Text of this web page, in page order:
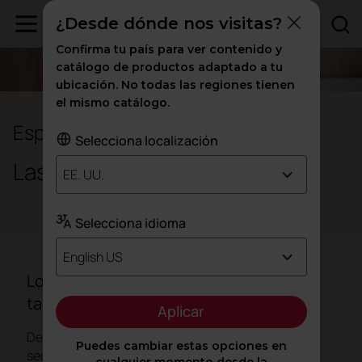
Espacios de oficina
Las oficinas del bienestar
Los tiempos cambian, las oficinas
también.
Después de más de 50 años de experiencia en el
sector hemos aprendido a diseñar espacios de
¿Desde dónde nos visitas?
Confirma tu país para ver contenido y
catálogo de productos adaptado a tu
ubicación. No todas las regiones tienen
el mismo catálogo.
Selecciona localización
EE. UU.
Selecciona idioma
English US
Aplicar
Puedes cambiar estas opciones en